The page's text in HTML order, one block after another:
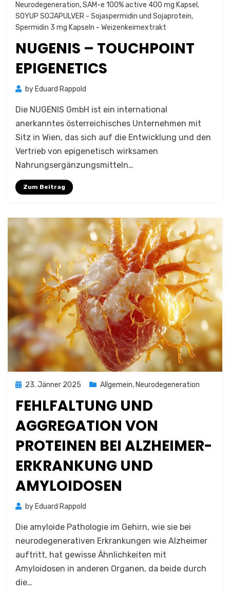
Neurodegeneration,SAM-e 100% active 400 mg Kapsel ,
SOYUP SOJAPULVER - Sojaspermidin und Sojaprotein,
Spermidin 3 mg Kapseln - Weizenkeimextrakt
NUGENIS – TOUCHPOINT
EPIGENETICS
by Eduard Rappold
Die NUGENIS GmbH ist ein international
anerkanntes österreichisches Unternehmen mit
Sitz in Wien, das sich auf die Entwicklung und den
Vertrieb von epigenetisch wirksamen
Nahrungsergänzungsmitteln…
Zum Beitrag
Posted
23. Jänner 2025 Allgemein, Neurodegeneration
FEHLFALTUNG UND
AGGREGATION VON
PROTEINEN BEI ALZHEIMER-
ERKRANKUNG UND
AMYLOIDOSEN
by Eduard Rappold
Die amyloide Pathologie im Gehirn, wie sie bei
neurodegenerativen Erkrankungen wie Alzheimer
auftritt, hat gewisse Ähnlichkeiten mit
Amyloidosen in anderen Organen, da beide durch
die…